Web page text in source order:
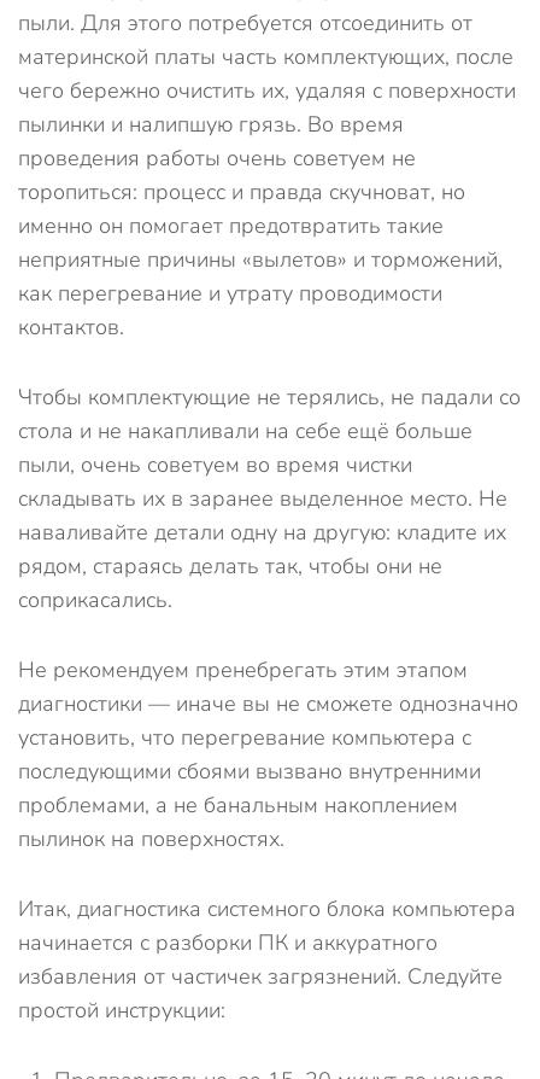
пыли. Для этого потребуется отсоединить от
материнской платы часть комплектующих, после
чего бережно очистить их, удаляя с поверхности
пылинки и налипшую грязь. Во время
проведения работы очень советуем не
торопиться: процесс и правда скучноват, но
именно он помогает предотвратить такие
неприятные причины «вылетов» и торможений,
как перегревание и утрату проводимости
контактов.
Чтобы комплектующие не терялись, не падали со
стола и не накапливали на себе ещё больше
пыли, очень советуем во время чистки
складывать их в заранее выделенное место. Не
наваливайте детали одну на другую: кладите их
рядом, стараясь делать так, чтобы они не
соприкасались.
Не рекомендуем пренебрегать этим этапом
диагностики — иначе вы не сможете однозначно
установить, что перегревание компьютера с
последующими сбоями вызвано внутренними
проблемами, а не банальным накоплением
пылинок на поверхностях.
Итак, диагностика системного блока компьютера
начинается с разборки ПК и аккуратного
избавления от частичек загрязнений. Следуйте
простой инструкции: